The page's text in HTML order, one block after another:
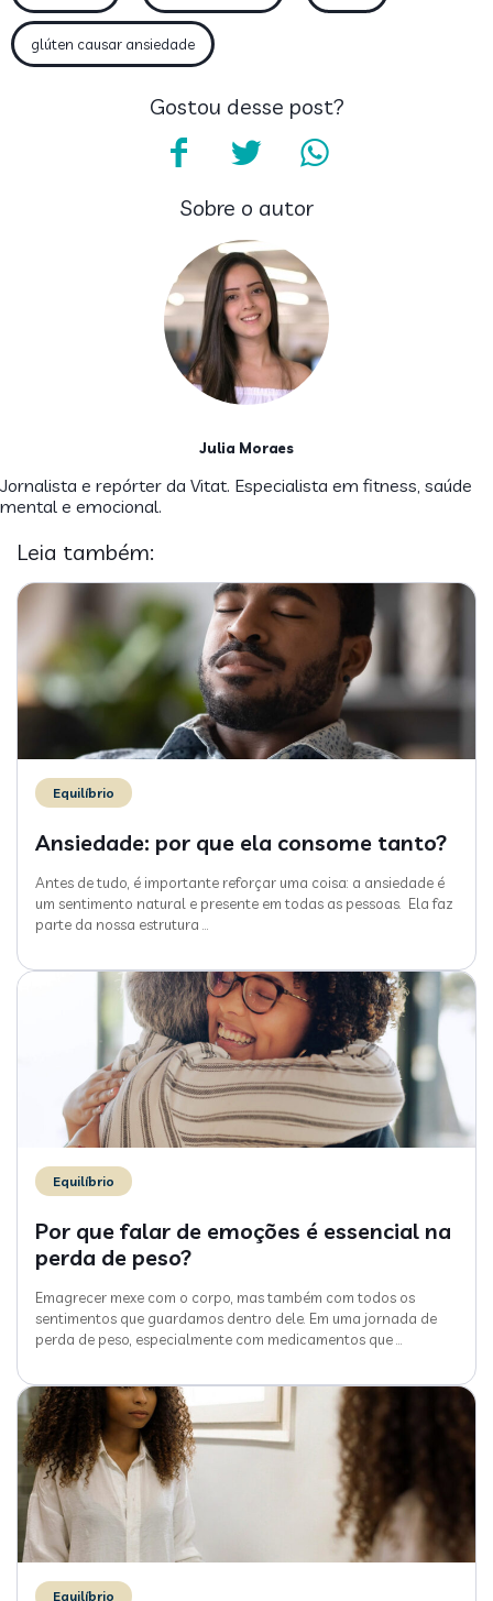
glúten causar ansiedade
Gostou desse post?
Sobre o autor
Julia Moraes
Jornalista e repórter da Vitat. Especialista em fitness, saúde
mental e emocional.
Leia também:
Equilíbrio
Ansiedade: por que ela consome tanto?
Antes de tudo, é importante reforçar uma coisa: a ansiedade é
um sentimento natural e presente em todas as pessoas. Ela faz
parte da nossa estrutura
Equilíbrio
Por que falar de emoções é essencial na
perda de peso?
Emagrecer mexe com o corpo, mas também com todos os
sentimentos que guardamos dentro dele. Em uma jornada de
perda de peso, especialmente com medicamentos que
Equilíbrio